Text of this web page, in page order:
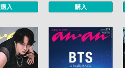
購入 購入